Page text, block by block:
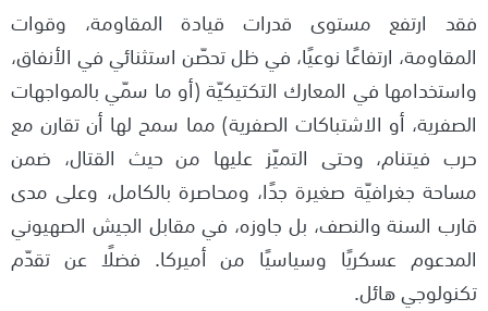
فقد ارتفع مستوى قدرات قيادة المقاومة، وقوات
المقاومة، ارتفاعًا نوعيًا، في ظل تحصّن استثنائي في الأنفاق،
واستخدامها في المعارك التكتيكيّة (أو ما سمّي بالمواجهات
الصفرية، أو الاشتباكات الصفرية) مما سمح لها أن تقارن مع
حرب فيتنام، وحتى التميّز عليها من حيث القتال، ضمن
مساحة جغرافيّة صغيرة جدًا، ومحاصرة بالكامل، وعلى مدى
قارب السنة والنصف، بل جاوزه، في مقابل الجيش الصهيوني
المدعوم عسكريًا وسياسيًا من أميركا. فضلًا عن تقدّم
تكنولوجي هائل.